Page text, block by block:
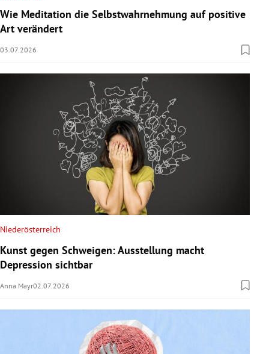
Wie Meditation die Selbstwahrnehmung auf positive
Art verändert
03.07.2026
Niederösterreich
Kunst gegen Schweigen: Ausstellung macht
Depression sichtbar
Anna Mayr02.07.2026